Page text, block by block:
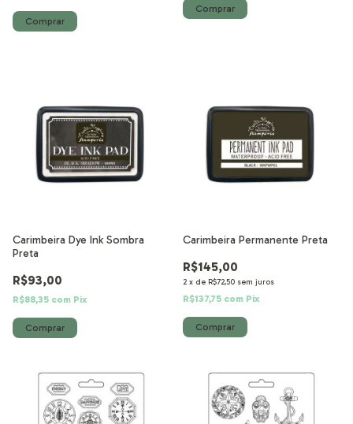
Carimbeira Dye Ink Sombra
Preta
R$93,00
R$88,35 com Pix
Carimbeira Permanente Preta
R$145,00
2 x de R$72,50 sem juros
R$137,75 com Pix